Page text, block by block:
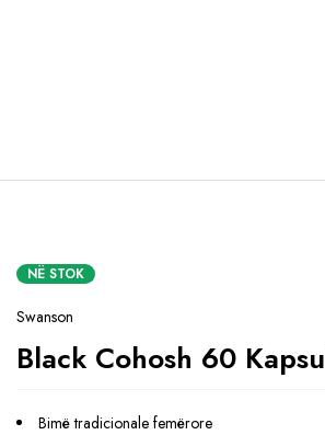
NË STOK
Swanson
Black Cohosh 60
Bimë tradicionale femërore